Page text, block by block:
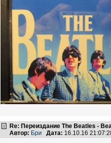
Re: Переиздание The Beatles -
Автор: Бри Дата: 16.10.16